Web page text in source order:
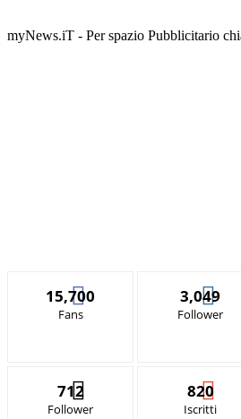
myNews.iT - Per spazio Pubblicitario
15,700
Fans
3,049
Follower
712
Follower
820
Iscritti